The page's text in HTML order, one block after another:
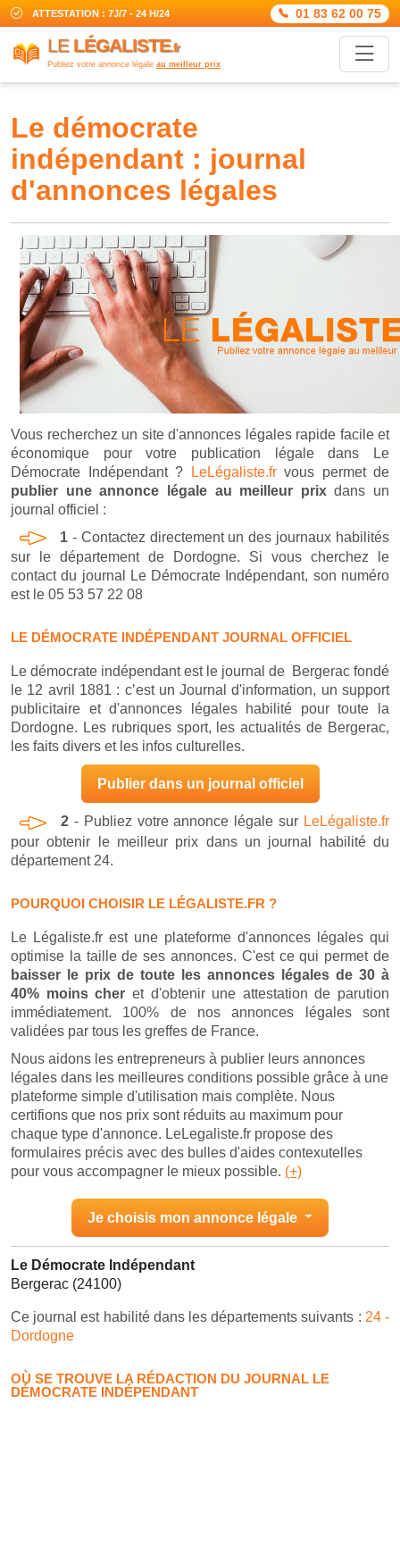
ATTESTATION : 7J/7 - 24 H/24 01 83 62 00 75
LE LÉGALISTE.fr
Publiez votre annonce légale au meilleur prix
le démocrate
indépendant : journal
d'annonces légales
Vous recherchez un site d'annonces légales rapide facile et
économique pour votre publication légale dans Le
Démocrate Indépendant ?
LeLégaliste.frvous permet de
publier une annonce légale au meilleur prixdans un
journal officiel :
1- Contactez directement un des journaux habilités
sur le département de Dordogne. Si vous cherchez le
contact du journal Le Démocrate Indépendant, son numéro
est le 05 53 57 22 08
LE DÉMOCRATE INDÉPENDANT JOURNAL OFFICIEL
Le démocrate indépendant est le journal de Bergerac fondé
le 12 avril 1881 : c’est un Journal d'information, un support
publicitaire et d'annonces légales habilité pour toute la
Dordogne. Les rubriques sport, les actualités de Bergerac,
les faits divers et les infos culturelles.
Publier dans un journal officiel
2- Publiez votre annonce légale sur LeLégaliste.fr
pour obtenir le meilleur prix dans un journal habilité du
département 24.
POURQUOI CHOISIR LE LÉGALISTE.FR ?
Le Légaliste.fr est une plateforme d'annonces légales qui
optimise la taille de ses annonces. C'est ce qui permet de
baisser le prix de toute les annonces légales de 30 à
40% moins cher et d'obtenir une attestation de parution
immédiatement. 100% de nos annonces légales sont
validées par tous les greffes de France.
Nous aidons les entrepreneurs à publier leurs annonces
légales dans les meilleures conditions possible grâce à une
plateforme simple d'utilisation mais complète. Nous
certifions que nos prix sont réduits au maximum pour
chaque type d'annonce. LeLegaliste.fr propose des
formulaires précis avec des bulles d'aides contexutelles
pour vous accompagner le mieux possible. (+)
Je choisis mon annonce légale
Le Démocrate Indépendant
Bergerac (24100)
Ce journal est habilité dans les départements suivants : 24 -
Dordogne
OÙ SE TROUVE LA RÉDACTION DU JOURNAL LE
DÉMOCRATE INDÉPENDANT